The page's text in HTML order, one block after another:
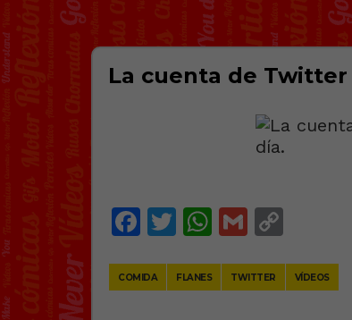
La cuenta de
Facebook
Twitter
WhatsApp
Gmail
COMIDA FLANES TWITTER VÍDEOS